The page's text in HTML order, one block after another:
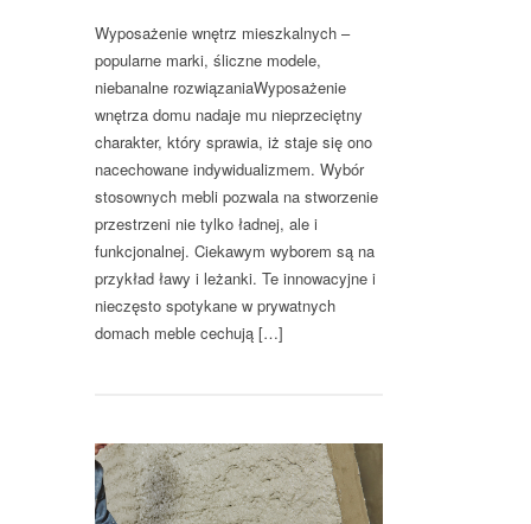
Wyposażenie wnętrz mieszkalnych –
popularne marki, śliczne modele,
niebanalne rozwiązaniaWyposażenie
wnętrza domu nadaje mu nieprzeciętny
charakter, który sprawia, iż staje się ono
nacechowane indywidualizmem. Wybór
stosownych mebli pozwala na stworzenie
przestrzeni nie tylko ładnej, ale i
funkcjonalnej. Ciekawym wyborem są na
przykład ławy i leżanki. Te innowacyjne i
nieczęsto spotykane w prywatnych
domach meble cechują […]